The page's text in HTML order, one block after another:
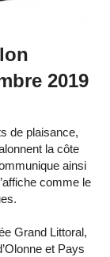
2019
de plaisance,
la côte
ainsi
comme le
Grand Littoral,
et Pays